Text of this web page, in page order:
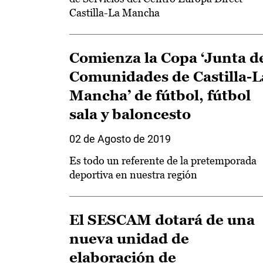
Castilla-La Mancha
Comienza la Copa ‘Junta
Comunidades de Castilla-
Mancha’ de fútbol, fútbol
sala y baloncesto
02 de Agosto de 2019
Es todo un referente de la pretemporada
deportiva en nuestra región
El SESCAM dotará de una
nueva unidad de
elaboración de